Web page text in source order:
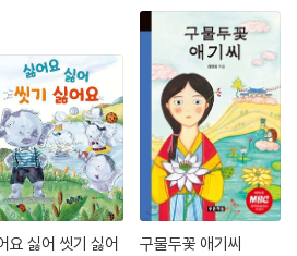
요 싫어 씻기 싫어
구물두꽃 애기씨